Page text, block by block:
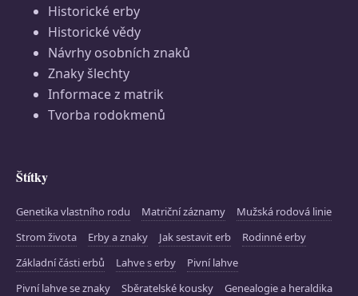
Historické erby
Historické vědy
Návrhy osobních znaků
Znaky šlechty
Informace z matrik
Tvorba rodokmenů
Štítky
Genetika vlastního rodu Matriční záznamy
Mužská rodová linie
Strom života
Erby a znaky Jak sestavit erb
Rodinné erby
Základní části erbů
Lahve s erby
Pivní lahve
Pivní lahve se znaky
Sběratelské kousky
Genealogie a heraldika